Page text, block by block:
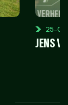
JENS
25-